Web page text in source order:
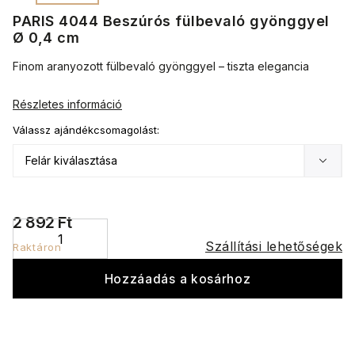
PARIS 4044 Beszúrós fülbevaló gyönggyel
Ø 0,4 cm
2 892 Ft
Raktáron Szállítási lehetőségek
Válassz ajándékcsomagolást:
Hozzáadás a kosárhoz
Finom aranyozott fülbevaló gyönggyel – tiszta elegancia
Részletes információ